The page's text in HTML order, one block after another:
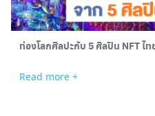
ท่องโลกศิลปะกับ 5 ศิลปิน NFT ไ
Read more +